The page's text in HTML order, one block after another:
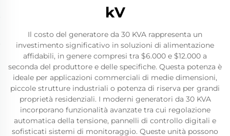
kV
Il costo del generatore da 30 KVA rappresenta un
investimento significativo in soluzioni di alimentazione
affidabili, in genere compresi tra $6.000 e $12.000 a
seconda del produttore e delle specifiche. Questa potenza è
ideale per applicazioni commerciali di medie dimensioni,
piccole strutture industriali o potenza di riserva per grandi
proprietà residenziali. I moderni generatori da 30 KVA
incorporano funzionalità avanzate tra cui regolazione
automatica della tensione, pannelli di controllo digitali e
sofisticati sistemi di monitoraggio. Queste unità possono